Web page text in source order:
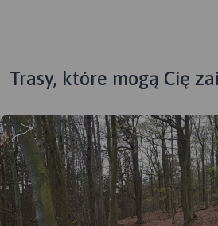
Trasy, które mogą Cię